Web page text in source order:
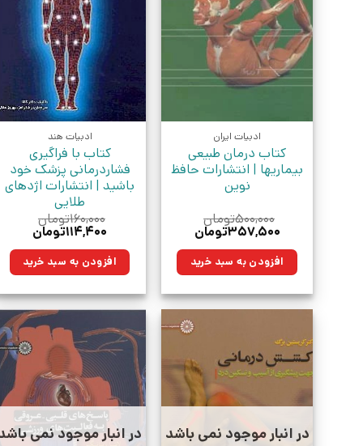
ادبیات ایران
کتاب درمان طبیعی
بیماریها | انتشارات حافظ
نوین
۵۰۰,۰۰۰تومان
قیمت
۵۰۰,۰۰۰تومان
بود.
۳۵۷,۵۰۰تومان
۳۵۷,۵۰۰تومان.افزودن به سبد خرید
ادبیات هند
کتاب با فراگیری
فشاردرمانی پزشک خود
باشید | انتشارات اژدهای
طلایی
۱۶۰,۰۰۰تومان
قیمت
۱۶۰,۰۰۰تومان
بود.
۱۱۴,۴۰۰تومانقیمت
۱۱۴,۴۰۰تومان.افزودن به سبد خرید
در انبار موجود نمی باشد در انبار موجود نمی